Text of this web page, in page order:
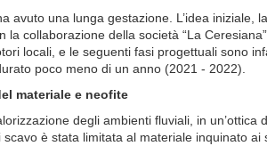
avuto una lunga gestazione. L’idea iniziale,
la collaborazione della società “La
locali, e le seguenti fasi progettuali sono
poco meno di un anno (2021 - 2022).
materiale e neofite
degli ambienti fluviali, in
scavo è stata limitata al materiale inquinato